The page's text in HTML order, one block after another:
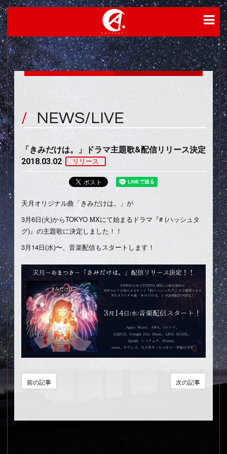
NEWS/LIVE
「きみだけは。」ドラマ主題歌&配信リリース決定
2018.03.02 リリース
天月オリジナル曲「きみだけは。」が
3月6日(火)からTOKYO MXにて始まるドラマ『# (ハッシュタ
グ)』の主題歌に決定しました！！
3月14日(水)〜、音楽配信もスタートします！
次の記事
前の記事